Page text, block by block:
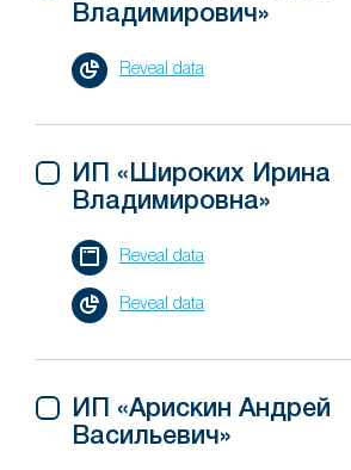
Владимирович»
Reveal data
ИП «Широких Ирина
Владимировна»
Reveal data
Reveal data
ИП «Арискин Андрей
Васильевич»